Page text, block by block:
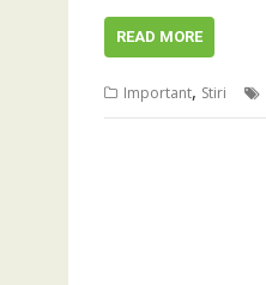
READ MORE
Important, Stiri